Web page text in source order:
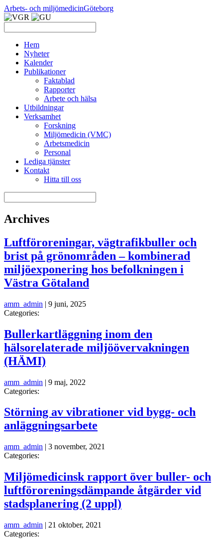
Arbets- och miljömedicinGöteborg
Hem
Nyheter
Kalender
Publikationer
Faktablad
Rapporter
Arbete och hälsa
Utbildningar
Verksamhet
Forskning
Miljömedicin (VMC)
Arbetsmedicin
Personal
Lediga tjänster
Kontakt
Hitta till oss
Archives
Luftföroreningar, vägtrafikbuller och
brist på grönområden – kombinerad
miljöexponering hos befolkningen i
Västra Götaland
amm_admin | 9 juni, 2025
Categories:
Bullerkartläggning inom den
hälsorelaterade miljöövervakningen
(HÄMI)
amm_admin | 9 maj, 2022
Categories:
Störning av vibrationer vid bygg- och
anläggningsarbete
amm_admin | 3 november, 2021
Categories:
Miljömedicinsk rapport över buller- och
luftföroreningsdämpande åtgärder vid
stadsplanering (2 uppl)
amm_admin | 21 oktober, 2021
Categories: